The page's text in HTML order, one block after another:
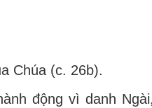
Chúa (c. 26b).
động vì danh